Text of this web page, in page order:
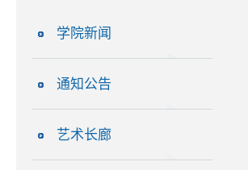
学院新闻
通知公告
艺术长廊